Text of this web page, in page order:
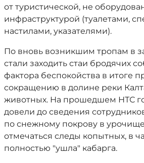
от туристической, не
инфраструктурой (туалетами,
настилами, указателями).
По вновь возникшим тропам в
стали заходить стаи бродячих
фактора беспокойства в итоге
сокращению в долине реки
животных. На прошедшем НТС
довели до сведения
по снежному покрову в
отмечаться следы копытных, в
полностью "ушла" кабарга.